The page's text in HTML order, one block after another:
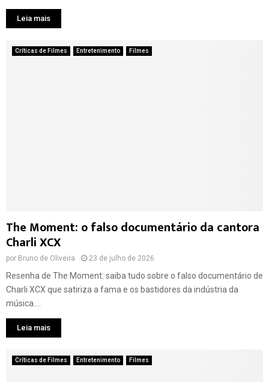
Leia mais
Críticas de Filmes Entretenimento Filmes
The Moment: o falso documentário da cantora
Charli XCX
por Bruno de Oliveira 23 de julho de 2026
Resenha de The Moment: saiba tudo sobre o falso documentário de
Charli XCX que satiriza a fama e os bastidores da indústria da
música....
Leia mais
Críticas de Filmes Entretenimento Filmes